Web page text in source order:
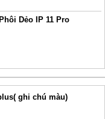
Dẻo IP 11 Pro
ghi chú màu)